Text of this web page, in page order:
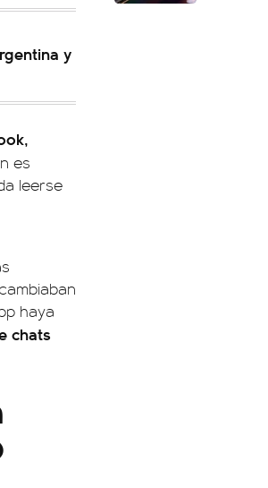
y
es
leerse
haya
chats